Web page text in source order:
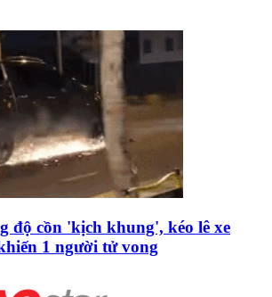
độ cồn 'kịch khung', kéo lê xe
1 người tử vong